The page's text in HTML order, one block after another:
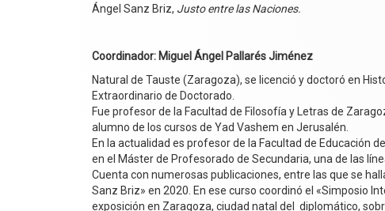
Ángel Sanz Briz, Justo entre las Naciones.
Coordinador: Miguel Ángel Pallarés Jiménez
Natural de Tauste (Zaragoza), se licenció y doctoró en
Extraordinario de Doctorado.
Fue profesor de la Facultad de Filosofía y Letras de
alumno de los cursos de Yad Vashem en Jerusalén.
En la actualidad es profesor de la Facultad de Educación
en el Máster de Profesorado de Secundaria, una de las
Cuenta con numerosas publicaciones, entre las que se
Sanz Briz» en 2020. En ese curso coordinó el «Simposio
exposición en Zaragoza, ciudad natal del diplomático,